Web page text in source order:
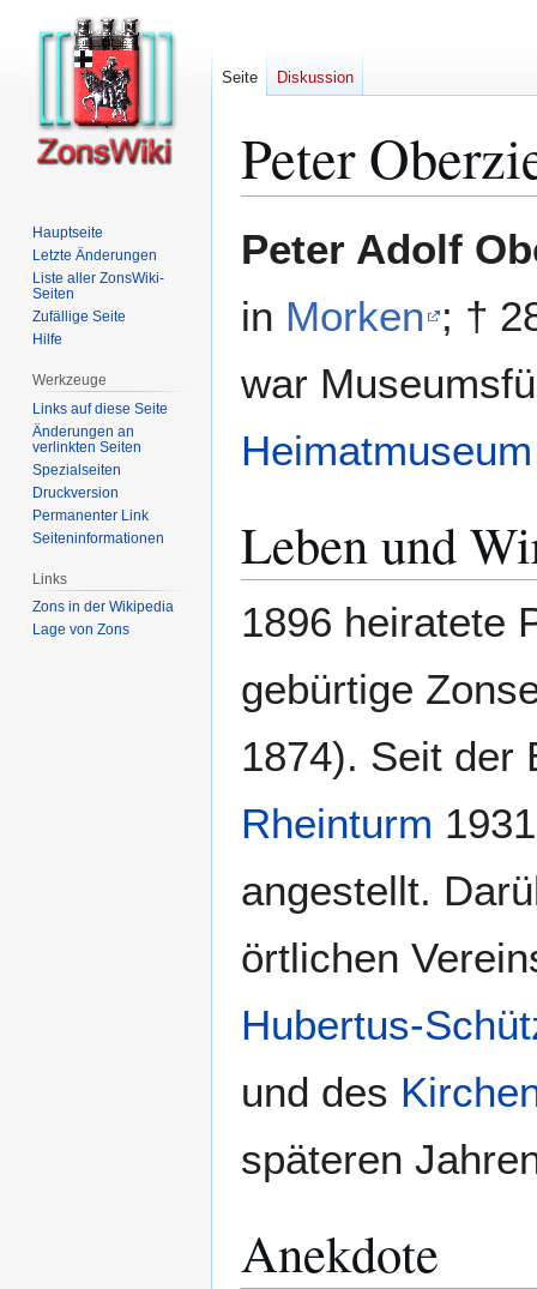
Peter
Navigation
Suche
Peter Adolf
in Morken ; †
war
Heimatmuseum
Leben und
1896 heiratete
gebürtige
1874). Seit der
Rheinturm
angestellt.
örtlichen
Hubertus-
und des
späteren
Anekdote
Seite Diskussion
Hauptseite
Letzte Änderungen
Liste aller ZonsWiki-
Seiten
Zufällige Seite
Hilfe
Werkzeuge
Links auf diese Seite
Änderungen an
verlinkten Seiten
Spezialseiten
Druckversion
Permanenter Link
Seiten­­informationen
Links
Zons in der Wikipedia
Lage von Zons